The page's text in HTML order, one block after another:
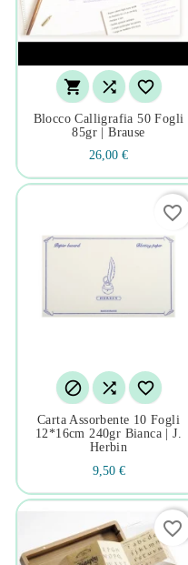
  
Blocco Calligrafia 50 Fogli
85gr | Brause
26,00 €
  
Carta Assorbente 10 Fogli
12*16cm 240gr Bianca | J.
Herbin
9,50 €
favorite_border
favorite_border